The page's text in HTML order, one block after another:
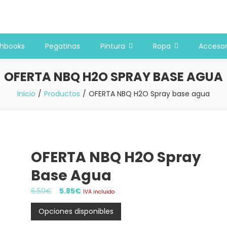
Pegatinas Pintura Ropa
OFERTA NBQ H2O SPRAY BASE AGUA
Inicio Productos OFERTA NBQ H2O Spray base agua
OFERTA NBQ H2O Spray
Base Agua
6.50€
El
precio
original
5.85€El
precio
actual
IVA incluido
Opciones disponibles